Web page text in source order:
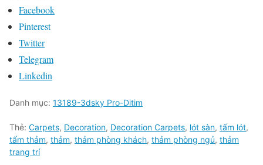
Facebook
Pinterest
Twitter
Telegram
Linkedin
Danh mục: 13189-3dsky Pro-Ditim
Thẻ: Carpets, Decoration, Decoration Carpets, lót sàn, tấm lót,
tấm thảm, thảm, thảm phòng khách, thảm phòng ngủ, thảm
trang trí